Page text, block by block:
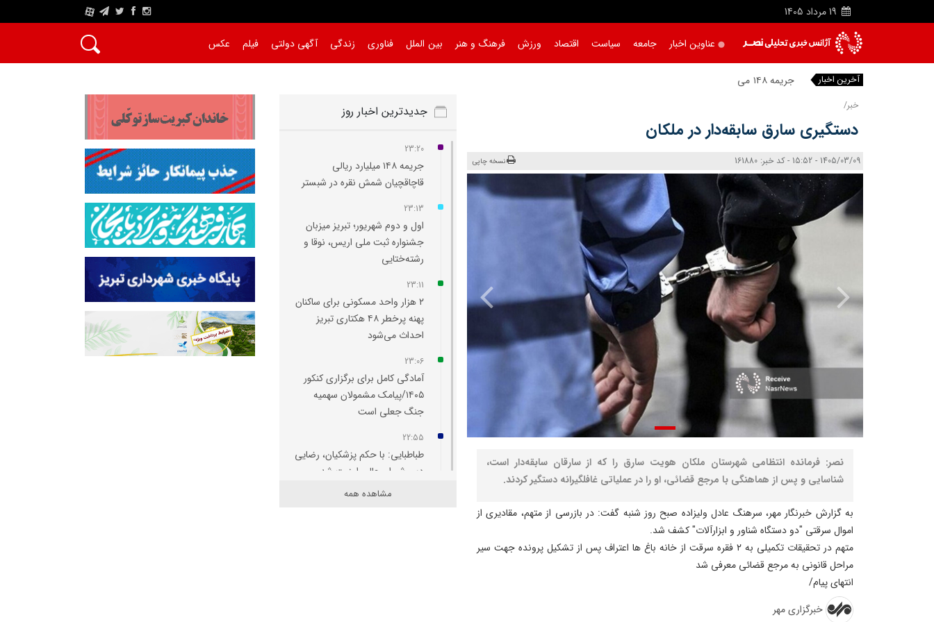
19 مرداد 1405
A
عناوین اخبار جامعه سیاست اقتصاد ورزش فرهنگ و هنر بین الملل فناوری زندگی آگهی دولتی فیلم عکس
آخرین اخبار جریمه ۱۴۸ میلیارد ریال
خبر/
دستگیری سارق سابقه‌دار در ملکان
1405/03/09 - 15:52 - کد خبر: 161880 نسخه چاپی
نصر: فرمانده انتظامی شهرستان ملکان هویت سارق را که از سارقان سابقه‌دار است،
شناسایی و پس از هماهنگی با مرجع قضائی، او را در عملیاتی غافلگیرانه دستگیر کردند.
به گزارش خبرنگار مهر، سرهنگ عادل ولیزاده صبح روز شنبه گفت: در بازرسی از متهم، مقادیری از
اموال سرقتی "دو دستگاه شناور و ابزارآلات" کشف شد.
متهم در تحقیقات تکمیلی به ۲ فقره سرقت از خانه باغ ها اعتراف پس از تشکیل پرونده جهت سیر
مراحل قانونی به مرجع قضائی معرفی شد
انتهای پیام/
خبرگزاری مهر
جدیدترین اخبار روز
23:20
جریمه ۱۴۸ میلیارد ریالی
قاچاقچیان شمش نقره در شبستر
23:13
اول و دوم شهریور؛ تبریز میزبان
جشنواره ثبت ملی اریس، نوقا و
رشته‌ختایی
23:11
۲ هزار واحد مسکونی برای ساکنان
پهنه پرخطر ۴۸ هکتاری تبریز
احداث می‌شود
23:06
آمادگی کامل برای برگزاری کنکور
۱۴۰۵/پیامک مشمولان سهمیه
جنگ جعلی است
22:55
طباطبایی: با حکم پزشکیان، رضایی
دبیر شورای عالی امنیت شد
مشاهده همه